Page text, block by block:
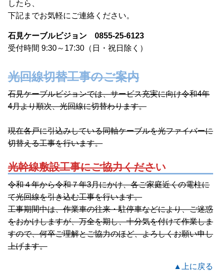
したら、
下記までお気軽にご連絡ください。
石見ケーブルビジョン
0855-25-6123
受付時間 9:30～17:30（日・祝日除く）
光回線切替工事のご案内
石見ケーブルビジョンでは、サービス充実に向け令和4年
4月より順次、光回線に切替わります。
現在各戸に引込みしている同軸ケーブルを光ファイバーに
切替える工事を行います。
光幹線敷設工事にご協力ください
令和４年から令和７年3月にかけ、各ご家庭近くの電柱に
て光回線を引き込む工事を行います。
工事期間中は、作業車の往来・駐停車などにより、ご迷惑
をおかけしますが、万全を期し、十分気を付けて作業しま
すので、何卒ご理解とご協力のほど、よろしくお願い申し
上げます。
▲上に戻る